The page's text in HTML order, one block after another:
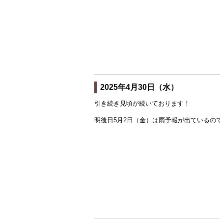
2025年4月30日（水）
引き続き見頃が続いております！
明後日5月2日（金）は雨予報が出ているの